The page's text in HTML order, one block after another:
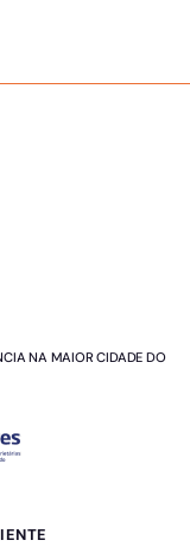
NA MAIOR CIDADE DO